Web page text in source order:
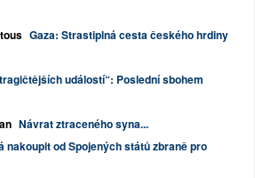
Gaza: Strastiplná cesta českého hrdiny
událostí“: Poslední sbohem
Návrat ztraceného syna...
nakoupit od Spojených států zbraně pro